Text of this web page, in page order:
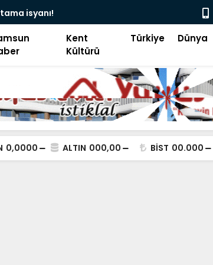
vatandaşın göğsüne uçan
Pakistan
Kent
Kültürü
Türkiye Dünya
0,0000 ALTIN 000,00 BİST 00.000